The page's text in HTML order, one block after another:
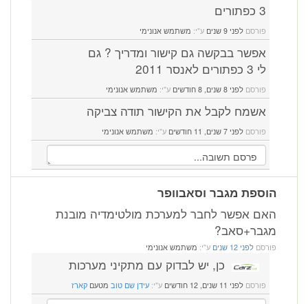
3 כפתורים
פורסם לפני 9 שנים ע"י: משתמש אנונימי
אפשר בבקשה גם קישור ומדריך ? גם
לי 3 כפתורים לאנסר 2011
פורסם לפני 8 שנים, 8 חודשים ע"י: משתמש אנונימי
אשמח לקבל את הקישור תודה צביקה
פורסם לפני 7 שנים, 11 חודשים ע"י: משתמש אנונימי
הוספת מגבר וסאבוופר
האם אפשר לחבר למערכת מולטימדיה מובנת
מגבר+סאב?
פורסם לפני 12 שנים ע"י: משתמש אנונימי
כן, יש לבדוק עם מתקיני מערכות
פורסם לפני 11 שנים, 12 חודשים ע"י: עידן שם טוב מטעם קארז